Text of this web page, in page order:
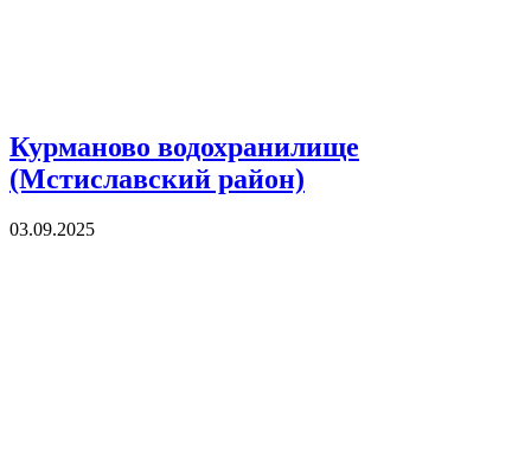
Курманово водохранилище
(Мстиславский район)
03.09.2025